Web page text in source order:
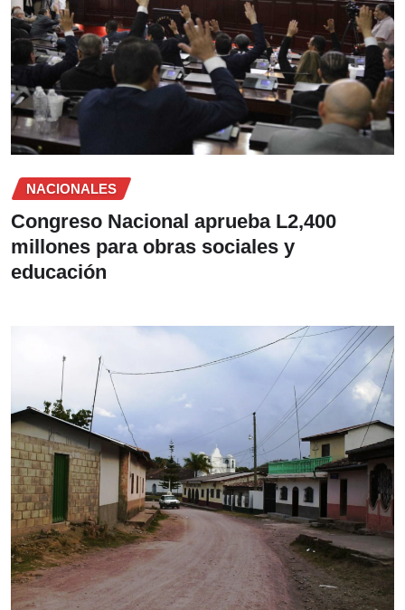
NACIONALES
Congreso Nacional aprueba L2,400
millones para obras sociales y
educación